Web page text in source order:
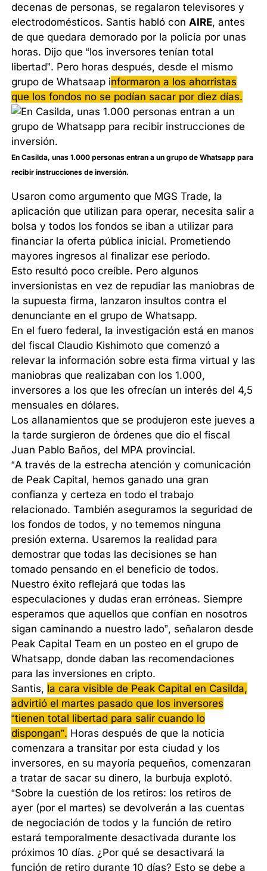
decenas de personas, se regalaron televisores y
electrodomésticos. Santis habló con AIRE, antes
de que quedara demorado por la policía por unas
horas. Dijo que “los inversores tenían total
libertad”. Pero horas después, desde el mismo
grupo de Whatsaap informaron a los ahorristas
que los fondos no se podían sacar por diez días.
En Casilda, unas 1.000 personas entran a un grupo de Whatsapp para
recibir instrucciones de inversión.
Usaron como argumento que MGS Trade, la
aplicación que utilizan para operar, necesita salir a
bolsa y todos los fondos se iban a utilizar para
financiar la oferta pública inicial. Prometiendo
mayores ingresos al finalizar ese período.
Esto resultó poco creíble. Pero algunos
inversionistas en vez de repudiar las maniobras de
la supuesta firma, lanzaron insultos contra el
denunciante en el grupo de Whatsapp.
En el fuero federal, la investigación está en manos
del fiscal Claudio Kishimoto que comenzó a
relevar la información sobre esta firma virtual y las
maniobras que realizaban con los 1.000,
inversores a los que les ofrecían un interés del 4,5
mensuales en dólares.
Los allanamientos que se produjeron este jueves a
la tarde surgieron de órdenes que dio el fiscal
Juan Pablo Baños, del MPA provincial.
“A través de la estrecha atención y comunicación
de Peak Capital, hemos ganado una gran
confianza y certeza en todo el trabajo
relacionado. También aseguramos la seguridad de
los fondos de todos, y no tememos ninguna
presión externa. Usaremos la realidad para
demostrar que todas las decisiones se han
tomado pensando en el beneficio de todos.
Nuestro éxito reflejará que todas las
especulaciones y dudas eran erróneas. Siempre
esperamos que aquellos que confían en nosotros
sigan caminando a nuestro lado”, señalaron desde
Peak Capital Team en un posteo en el grupo de
Whatsapp, donde daban las recomendaciones
para las inversiones en cripto.
Santis, la cara visible de Peak Capital en Casilda,
advirtió el martes pasado que los inversores
“tienen total libertad para salir cuando lo
dispongan”. Horas después de que la noticia
comenzara a transitar por esta ciudad y los
inversores, en su mayoría pequeños, comenzaran
a tratar de sacar su dinero, la burbuja explotó.
“Sobre la cuestión de los retiros: los retiros de
ayer (por el martes) se devolverán a las cuentas
de negociación de todos y la función de retiro
estará temporalmente desactivada durante los
próximos 10 días. ¿Por qué se desactivará la
función de retiro durante 10 días? Esto se debe a